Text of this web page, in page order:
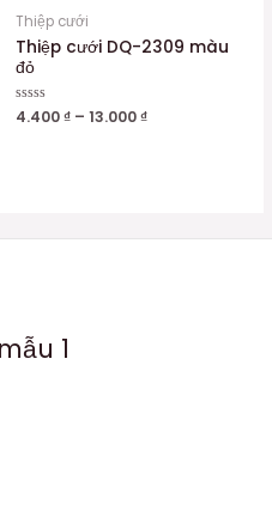
Thiệp cưới
Thiệp cưới DQ-2309 màu
đỏ
Được
xếp
4.400₫ – 13.000₫
1